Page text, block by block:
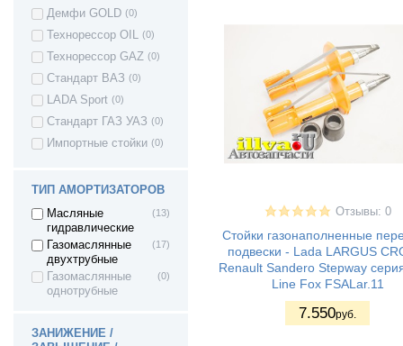
ВАЗ 2108 - Лада/
Спутник/ Самара1
ВАЗ 2109 - Лада/
Спутник/ Самара1
(2)
ВАЗ 21099 - Лада/
Самара1
ВАЗ 2113 - Лада
Самара II 3дв.
ВАЗ 2114 - Лада
(2)
ВАЗ 2115 - Лада
Самара II седан
(2)
ВАЗ 2110 - Лада
110
ВАЗ 2111 - Лада
111
ВАЗ 2112 - Лада
Надежда
Демфи GOLD (0)
Технорессор OIL (0)
Технорессор GAZ (0)
Стандарт ВАЗ (0)
LADA Sport (0)
Стандарт ГАЗ УАЗ (0)
Импортные стойки (0)
ТИП АМОРТИЗАТОРОВ
Масляные
гидравлические
(13)
Газомаслянные
двухтрубные
(17)
Газомаслянные
однотрубные
(0)
ЗАНИЖЕНИЕ /
Отзывы: 0
Стойки газонаполненные
подвески - Lada LARGUS
Renault Sandero Stepway
Line Fox FSALar.11
7.550руб.